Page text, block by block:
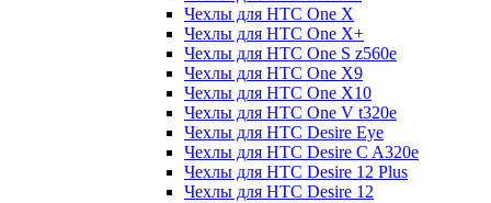
Чехлы для HTC One X
Чехлы для HTC One X+
Чехлы для HTC One S z560e
Чехлы для HTC One X9
Чехлы для HTC One X10
Чехлы для HTC One V t320e
Чехлы для HTC Desire Eye
Чехлы для HTC Desire C A320e
Чехлы для HTC Desire 12 Plus
Чехлы для HTC Desire 12